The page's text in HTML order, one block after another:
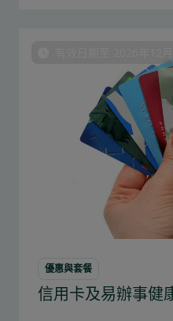
優惠與套餐
信用卡及易辦事健